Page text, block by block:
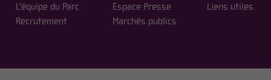
L'équipe du Parc
Recrutement
Espace Presse
Marchés publics
Liens utiles